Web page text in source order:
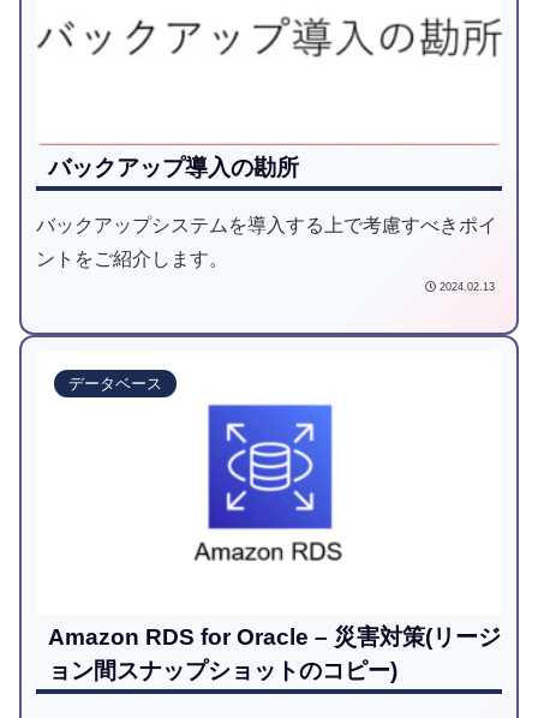
バックアップ導入の勘所
バックアップシステムを導入する上で考慮すべきポイ
ントをご紹介します。
2024.02.13
データベース
Amazon RDS for Oracle – 災害対策(リージ
ョン間スナップショットのコピー)